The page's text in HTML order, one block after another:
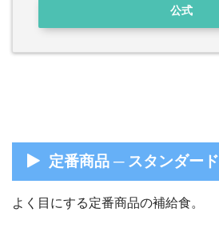
公式
定番商品 ─ スタンダード
よく目にする定番商品の補給食。